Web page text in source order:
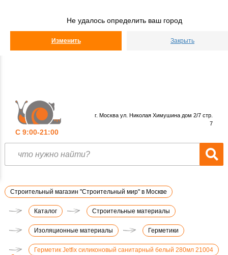
Не удалось определить ваш город
Изменить Закрыть
С 9:00-21:00
г. Москва ул. Николая Химушина дом 2/7 стр.
7
Строительный магазин "Строительный мир" в Москве
Каталог Строительные материалы
Изоляционные материалы Герметики
Герметик Jetfix силиконовый санитарный белый 280мл 21004